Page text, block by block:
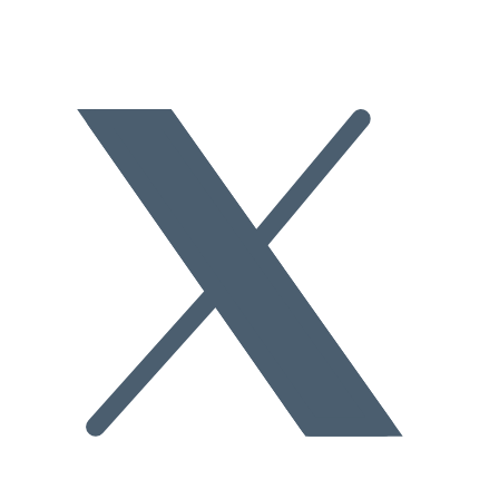
doute, ajouter un nouveau délai de 20 jours »
. On le voit la
prudence est de mise, côté franchiseur, en matière de DIP. Les futurs
affiliés , etc. peuvent s’en inspirer pour eux-mêmes.